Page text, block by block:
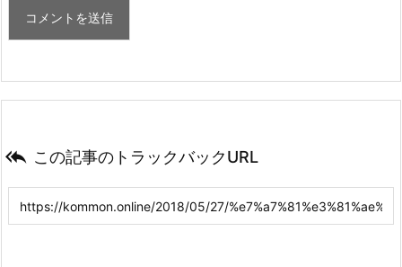
 この記事のトラックバックURL